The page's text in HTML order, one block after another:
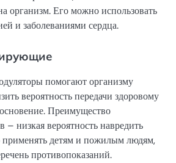
организм. Его можно использовать
и заболеваниями сердца.
помогают организму
вероятность передачи здоровому
Преимущество
– низкая вероятность навредить
детям и пожилым людям,
противопоказаний.